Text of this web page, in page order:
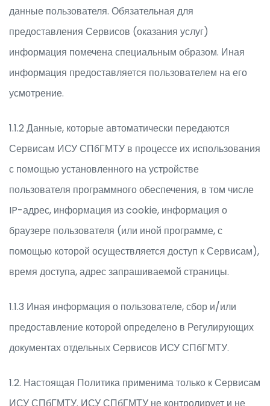
данные пользователя. Обязательная для
предоставления Сервисов (оказания услуг)
информация помечена специальным образом. Иная
информация предоставляется пользователем на его
усмотрение.
1.1.2 Данные, которые автоматически передаются
Сервисам ИСУ СПбГМТУ в процессе их использования
с помощью установленного на устройстве
пользователя программного обеспечения, в том числе
IP-адрес, информация из cookie, информация о
браузере пользователя (или иной программе, с
помощью которой осуществляется доступ к Сервисам),
время доступа, адрес запрашиваемой страницы.
1.1.3 Иная информация о пользователе, сбор и/или
предоставление которой определено в Регулирующих
документах отдельных Сервисов ИСУ СПбГМТУ.
1.2. Настоящая Политика применима только к Сервисам
ИСУ СПбГМТУ. ИСУ СПбГМТУ не контролирует и не